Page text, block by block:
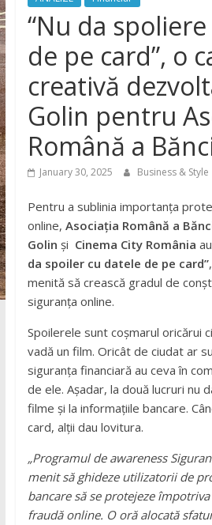
“Nu da
de pe card”, o
creativă
Golin pentru
Română a
January 30, 2025 Business & Style
Pentru a sublinia importanța
online, Asociația Română a
Golin și Cinema City România
da spoiler cu datele de pe card”
menită să crească gradul de
siguranța online.
Spoilerele sunt coșmarul oricărui
vadă un film. Oricât de ciudat ar
siguranța financiară au ceva în
de ele. Așadar, la două lucruri nu
filme și la informațiile bancare.
card, alții dau lovitura.
„Programul de awareness
menit să ghideze utilizatorii de
bancare să se protejeze
fraudă online. O oră alocată